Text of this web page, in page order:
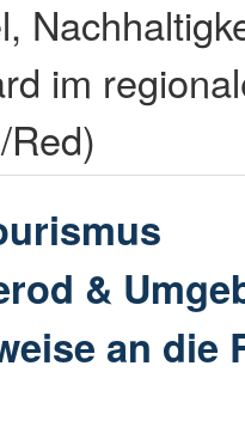
im
&
an die